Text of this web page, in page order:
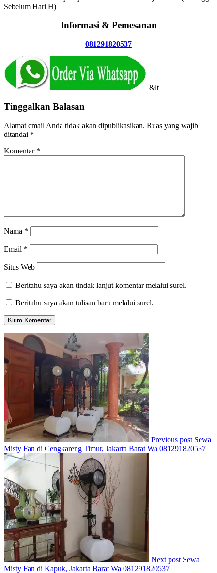
Sebelum Hari H)
Informasi & Pemesanan
081291820537
&lt
Tinggalkan Balasan
Alamat email Anda tidak akan dipublikasikan. Ruas yang wajib
ditandai *
Komentar *
Nama *
Email *
Situs Web
Beritahu saya akan tindak lanjut komentar melalui surel.
Beritahu saya akan tulisan baru melalui surel.
Previous post Sewa
Misty Fan di Cengkareng Timur, Jakarta Barat Wa 081291820537
Next post Sewa
Misty Fan di Kapuk, Jakarta Barat Wa 081291820537